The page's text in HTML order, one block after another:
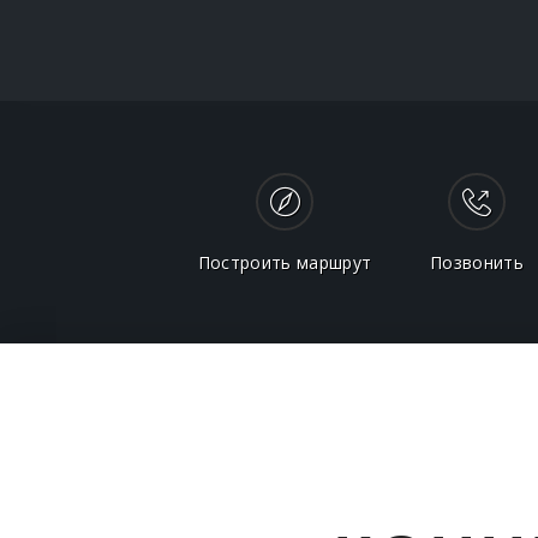
Построить маршрут Позвонить